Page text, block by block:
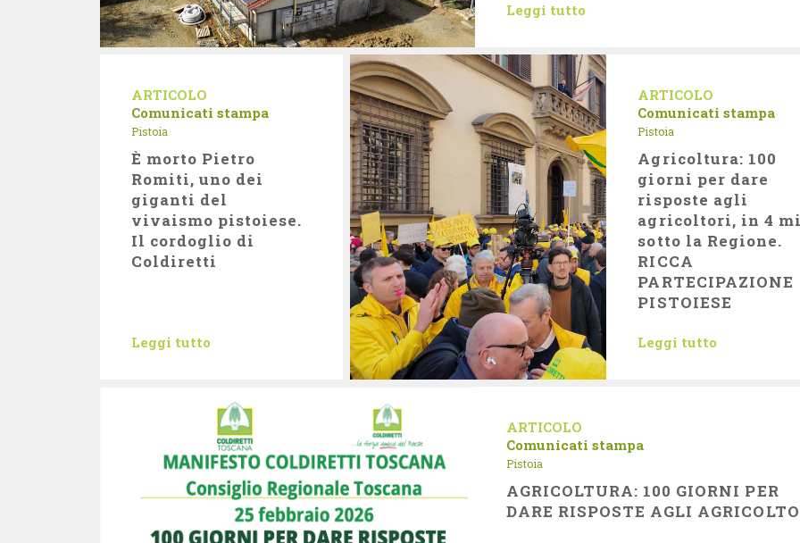
Leggi tutto
ARTICOLO
Comunicati stampa
Pistoia
È morto Pietro
Romiti, uno dei
giganti del
vivaismo pistoiese.
Il cordoglio di
Coldiretti
Leggi tutto
ARTICOLO
Comunicati stampa
Pistoia
Agricoltura: 100
giorni per dare
risposte agli
agricoltori, in 4
sotto la Regione.
RICCA
PARTECIPAZIONE
PISTOIESE
Leggi tutto
ARTICOLO
Comunicati stampa
Pistoia
AGRICOLTURA: 100 GIORNI PER
DARE RISPOSTE AGLI